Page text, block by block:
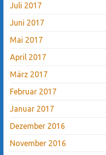
Juli 2017
Juni 2017
Mai 2017
April 2017
März 2017
Februar 2017
Januar 2017
Dezember 2016
November 2016